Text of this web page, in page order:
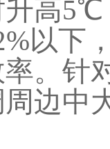
升高
以下
。针
边中